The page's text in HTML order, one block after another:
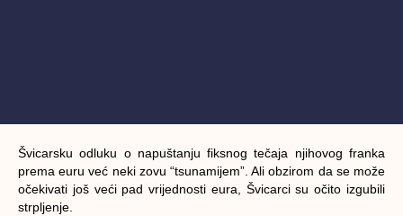
Švicarsku odluku o napuštanju fiksnog tečaja njihovog franka
prema euru već neki zovu “tsunamijem”. Ali obzirom da se može
očekivati još veći pad vrijednosti eura, Švicarci su očito izgubili
strpljenje.